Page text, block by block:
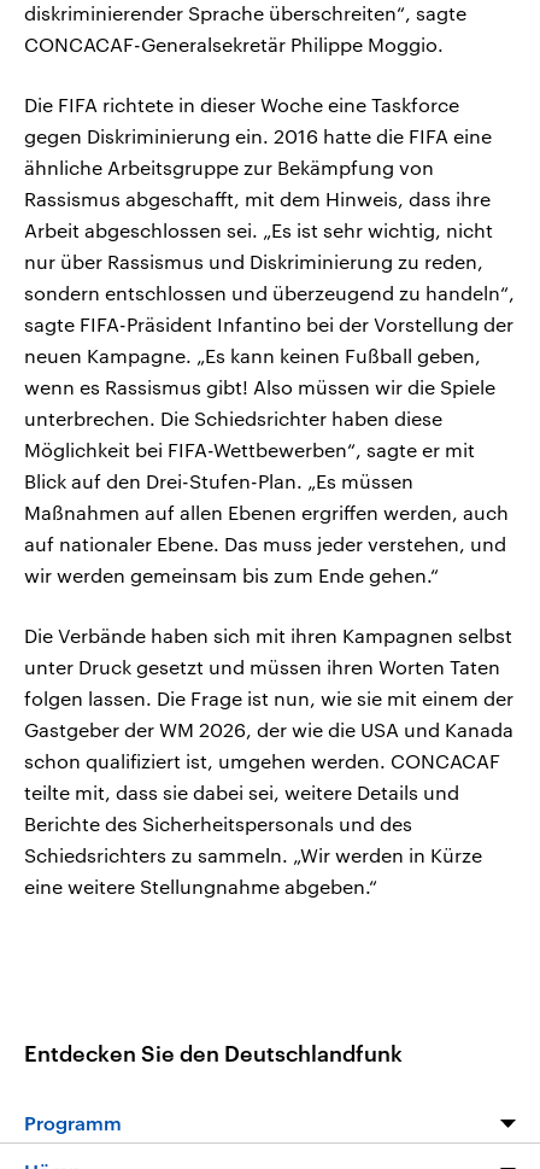
diskriminierender Sprache überschreiten“, sagte
CONCACAF-Generalsekretär Philippe Moggio.
Die FIFA richtete in dieser Woche eine Taskforce
gegen Diskriminierung ein. 2016 hatte die FIFA eine
ähnliche Arbeitsgruppe zur Bekämpfung von
Rassismus abgeschafft, mit dem Hinweis, dass ihre
Arbeit abgeschlossen sei. „Es ist sehr wichtig, nicht
nur über Rassismus und Diskriminierung zu reden,
sondern entschlossen und überzeugend zu handeln“,
sagte FIFA-Präsident Infantino bei der Vorstellung der
neuen Kampagne. „Es kann keinen Fußball geben,
wenn es Rassismus gibt! Also müssen wir die Spiele
unterbrechen. Die Schiedsrichter haben diese
Möglichkeit bei FIFA-Wettbewerben“, sagte er mit
Blick auf den Drei-Stufen-Plan. „Es müssen
Maßnahmen auf allen Ebenen ergriffen werden, auch
auf nationaler Ebene. Das muss jeder verstehen, und
wir werden gemeinsam bis zum Ende gehen.“
Die Verbände haben sich mit ihren Kampagnen selbst
unter Druck gesetzt und müssen ihren Worten Taten
folgen lassen. Die Frage ist nun, wie sie mit einem der
Gastgeber der WM 2026, der wie die USA und Kanada
schon qualifiziert ist, umgehen werden. CONCACAF
teilte mit, dass sie dabei sei, weitere Details und
Berichte des Sicherheitspersonals und des
Schiedsrichters zu sammeln. „Wir werden in Kürze
eine weitere Stellungnahme abgeben.“
Entdecken Sie den Deutschlandfunk
Programm
Programm